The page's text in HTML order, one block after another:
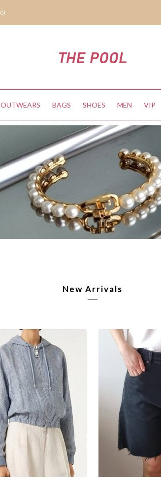
0)
OUTWEARS BAGS SHOES MEN VIP
New Arrivals